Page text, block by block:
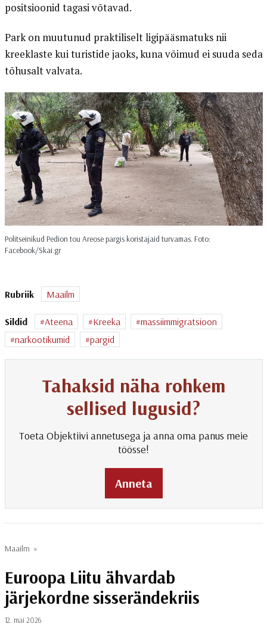
positsioonid tagasi võtavad.
Park on muutunud praktiliselt ligipääsmatuks nii
kreeklaste kui turistide jaoks, kuna võimud ei suuda seda
tõhusalt valvata.
Politseinikud Pedion tou Areose pargis koristajaid turvamas. Foto:
Facebook/Skai.gr
Rubriik Maailm
Sildid Ateena Kreeka
massiimmigratsioon
narkootikumid
pargid
Tahaksid näha rohkem
sellised lugusid?
Toeta Objektiivi annetusega ja anna oma panus meie
töösse!
Anneta
Maailm »
Euroopa Liitu ähvardab
järjekordne sisserändekriis
12. mai 2026